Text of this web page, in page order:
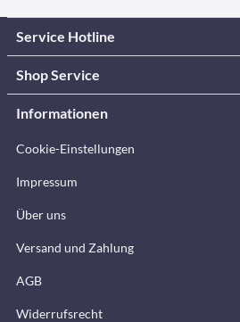
Service Hotline
Shop Service
Informationen
Cookie-Einstellungen
Impressum
Über uns
Versand und Zahlung
AGB
Widerrufsrecht